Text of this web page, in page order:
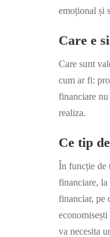
emoțional și
Care e
Care sunt
cum ar fi:
financiare nu
realiza.
Ce tip
În funcție de
financiare, la
financiar, pe
va necesita